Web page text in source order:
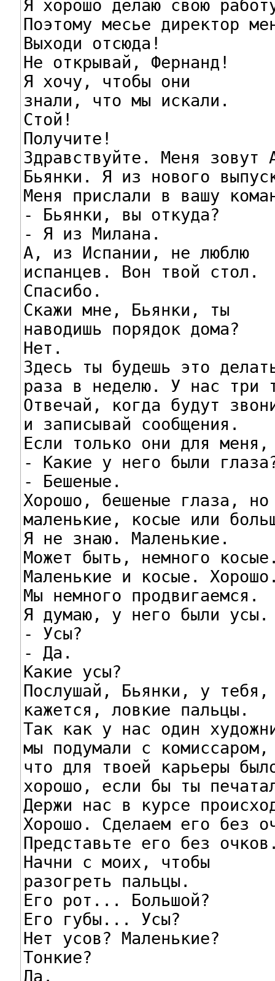
Я хорошо делаю свою
Поэтому месье директор
Выходи отсюда!
Не открывай, Фернанд!
Я хочу, чтобы они
знали, что мы искали.
Стой!
Получите!
Здравствуйте. Меня зовут
Бьянки. Я из нового
Меня прислали в вашу
- Бьянки, вы откуда?
- Я из Милана.
А, из Испании, не люблю
испанцев. Вон твой стол.
Спасибо.
Скажи мне, Бьянки, ты
наводишь порядок дома?
Нет.
Здесь ты будешь это
раза в неделю. У нас три
Отвечай, когда будут
и записывай сообщения.
Если только они для
- Какие у него были
- Бешеные.
Хорошо, бешеные глаза,
маленькие, косые или
Я не знаю. Маленькие.
Может быть, немного
Маленькие и косые.
Мы немного продвигаемся.
Я думаю, у него были усы.
- Усы?
- Да.
Какие усы?
Послушай, Бьянки, у тебя,
кажется, ловкие пальцы.
Так как у нас один
мы подумали с комиссаром,
что для твоей карьеры
хорошо, если бы ты
Держи нас в курсе
Хорошо. Сделаем его без
Представьте его без
Начни с моих, чтобы
разогреть пальцы.
Его рот... Большой?
Его губы... Усы?
Нет усов? Маленькие?
Тонкие?
Да.